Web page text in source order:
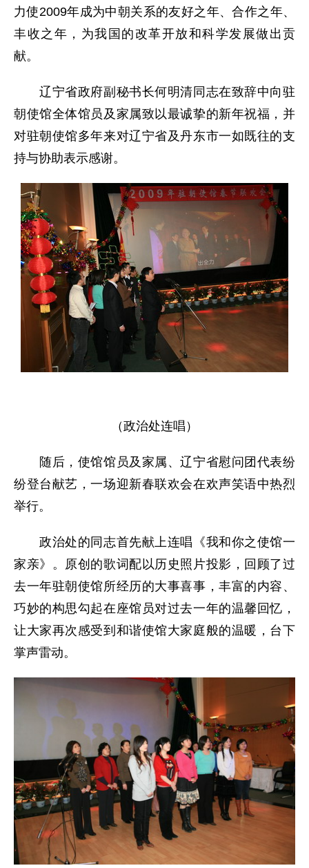
力使2009年成为中朝关系的友好之年、合作之年、
丰收之年，为我国的改革开放和科学发展做出贡
献。
辽宁省政府副秘书长何明清同志在致辞中向驻
朝使馆全体馆员及家属致以最诚挚的新年祝福，并
对驻朝使馆多年来对辽宁省及丹东市一如既往的支
持与协助表示感谢。
（政治处连唱）
随后，使馆馆员及家属、辽宁省慰问团代表纷
纷登台献艺，一场迎新春联欢会在欢声笑语中热烈
举行。
政治处的同志首先献上连唱《我和你之使馆一
家亲》。原创的歌词配以历史照片投影，回顾了过
去一年驻朝使馆所经历的大事喜事，丰富的内容、
巧妙的构思勾起在座馆员对过去一年的温馨回忆，
让大家再次感受到和谐使馆大家庭般的温暖，台下
掌声雷动。